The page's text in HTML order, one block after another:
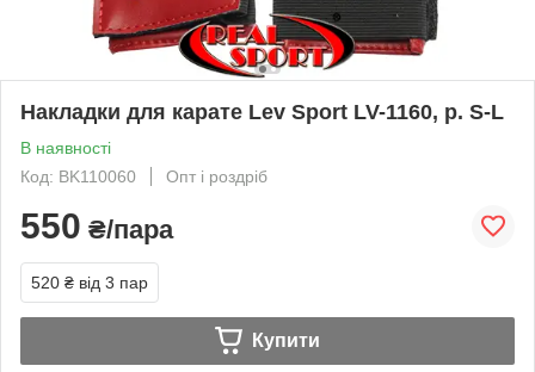
Накладки для карате Lev Sport LV-1160, р. S-L
В наявності
Код: BK110060
Опт і роздріб
550 ₴/пара
520 ₴ від 3 пар
Купити